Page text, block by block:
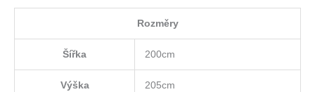
Rozměry
Šířka 200cm
Výška 205cm